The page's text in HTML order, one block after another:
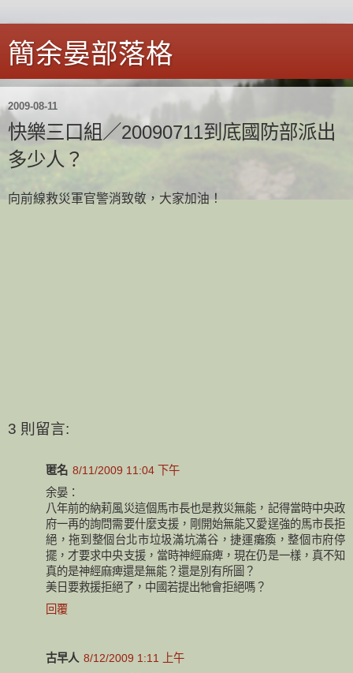
簡余晏部落格
2009-08-11
快樂三口組／20090711到底國防部派出
多少人？
向前線救災軍官警消致敬，大家加油！
3 則留言:
匿名 8/11/2009 11:04 下午
余晏：
八年前的納莉風災這個馬市長也是救災無能，記得當時中央政
府一再的詢問需要什麼支援，剛開始無能又愛逞強的馬市長拒
絕，拖到整個台北市垃圾滿坑滿谷，捷運癱瘓，整個市府停
擺，才要求中央支援，當時神經麻痺，現在仍是一樣，真不知
真的是神經麻痺還是無能？還是別有所圖？
美日要救援拒絕了，中國若提出牠會拒絕嗎？
回覆
古早人 8/12/2009 1:11 上午